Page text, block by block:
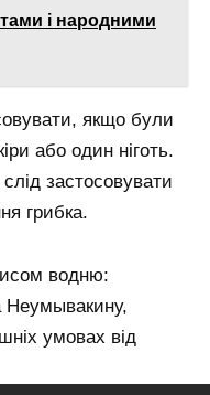
і народними
якщо були
або один ніготь.
застосовувати
грибка.
водню:
Неумывакину,
умовах від